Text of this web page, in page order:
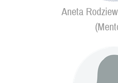
Aneta